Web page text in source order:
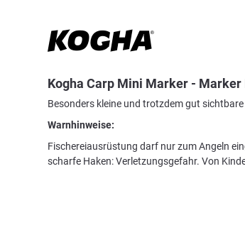
Kogha Carp Mini Marker - Marker
Besonders kleine und trotzdem gut
Warnhinweise:
Fischereiausrüstung darf nur zum Angeln
scharfe Haken: Verletzungsgefahr. Von